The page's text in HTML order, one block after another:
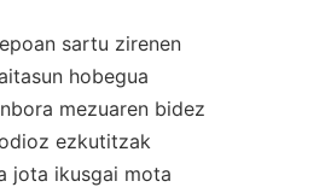
sartu zirenen
hobegua
mezuaren bidez
ezkutitzak
jota ikusgai mota